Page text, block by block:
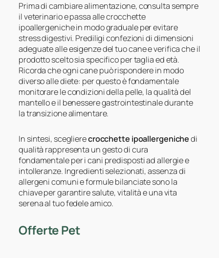
Prima di cambiare alimentazione, consulta sempre
il veterinario e passa alle crocchette
ipoallergeniche in modo graduale per evitare
stress digestivi. Prediligi confezioni di dimensioni
adeguate alle esigenze del tuo cane e verifica che il
prodotto scelto sia specifico per taglia ed età.
Ricorda che ogni cane può rispondere in modo
diverso alle diete: per questo è fondamentale
monitorare le condizioni della pelle, la qualità del
mantello e il benessere gastrointestinale durante
la transizione alimentare.
In sintesi, sceglierecrocchette ipoallergenichedi
qualità rappresenta un gesto di cura
fondamentale per i cani predisposti ad allergie e
intolleranze. Ingredienti selezionati, assenza di
allergeni comuni e formule bilanciate sono la
chiave per garantire salute, vitalità e una vita
serena al tuo fedele amico.
Offerte Pet